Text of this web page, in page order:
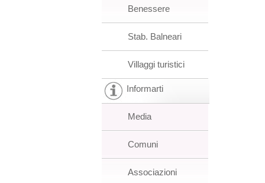
Benessere
Stab. Balneari
Villaggi turistici
Informarti
Media
Comuni
Associazioni